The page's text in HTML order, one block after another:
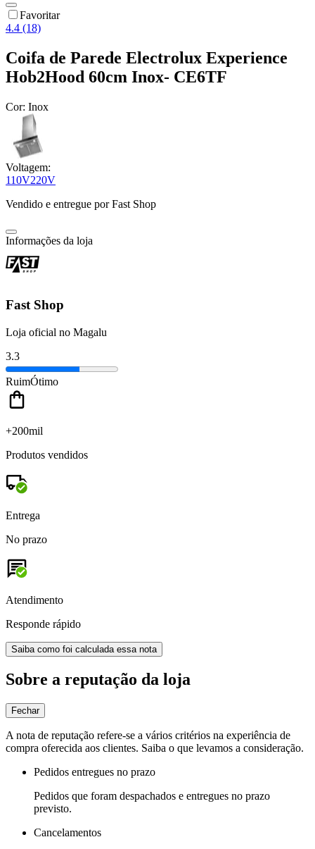
Favoritar
4.4 (18)
Coifa de Parede Electrolux Experience
Hob2Hood 60cm Inox- CE6TF
Cor: Inox
Voltagem:
110V220V
Vendido e entregue por Fast Shop
Informações da loja
Fast Shop
Loja oficial no Magalu
3.3
RuimÓtimo
+200mil
Produtos vendidos
Entrega
No prazo
Atendimento
Responde rápido
Saiba como foi calculada essa nota
Sobre a reputação da loja
Fechar
A nota de reputação refere-se a vários critérios na experiência de
compra oferecida aos clientes. Saiba o que levamos a consideração.
Pedidos entregues no prazo
Pedidos que foram despachados e entregues no prazo
previsto.
Cancelamentos